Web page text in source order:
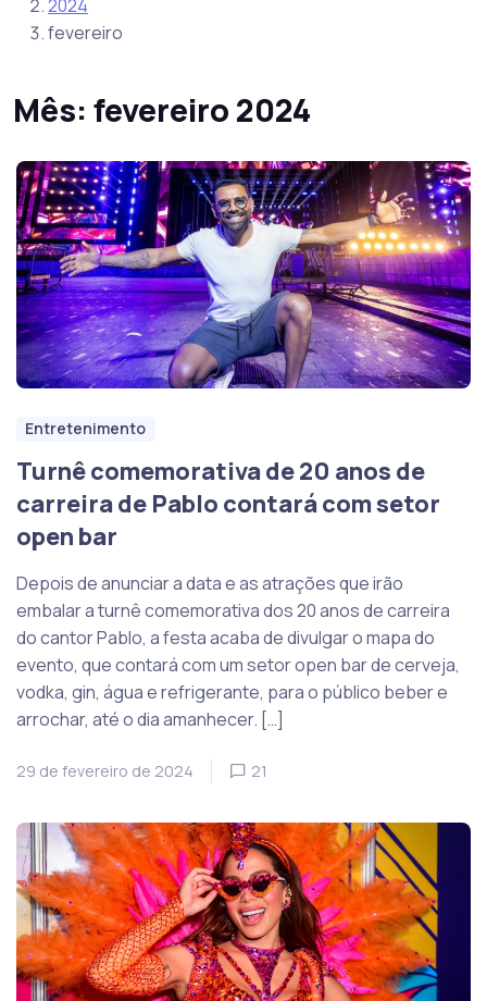
2024
fevereiro
Mês: fevereiro 2024
Entretenimento
Turnê comemorativa de 20 anos de
carreira de Pablo contará com setor
open bar
Depois de anunciar a data e as atrações que irão
embalar a turnê comemorativa dos 20 anos de carreira
do cantor Pablo, a festa acaba de divulgar o mapa do
evento, que contará com um setor open bar de cerveja,
vodka, gin, água e refrigerante, para o público beber e
arrochar, até o dia amanhecer. […]
29 de fevereiro de 2024 21